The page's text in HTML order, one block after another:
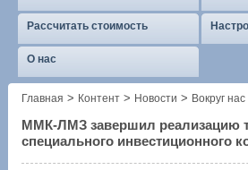
Рассчитать стоимость
О нас
Главная > Контент > Новости > Вокруг нас
ММК-ЛМЗ завершил реализацию
специального инвестиционного